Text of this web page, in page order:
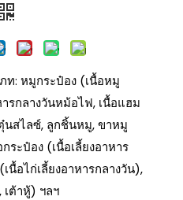
ท: หมูกระป๋อง (เนื้อหมู
ารกลางวันหม้อไฟ, เนื้อแฮม
นสไลซ์, ลูกชิ้นหมู, ขาหมู
ระป๋อง (เนื้อเลี้ยงอาหาร
นื้อไก่เลี้ยงอาหารกลางวัน),
เต้าหู้) ฯลฯ